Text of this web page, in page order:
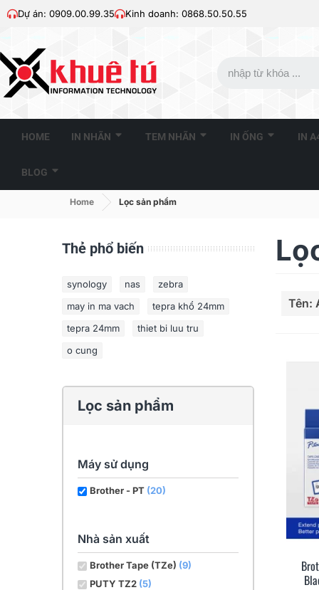
Dự án: 0909.00.99.35 Kinh doanh: 0868.50.50.55
HOME IN NHÃN TEM NHÃN IN ỐNG IN
BLOG
Home Lọc sản phẩm
Thẻ phổ biến
synology nas
zebra
may in ma vach
tepra khổ 24mm
tepra 24mm
thiet bi luu tru
o cung
Lọc sản phẩm
Máy sử dụng
Brother - PT (20)
Nhà sản xuất
Brother Tape (TZe) (9)
PUTY TZ2 (5)
Tên: